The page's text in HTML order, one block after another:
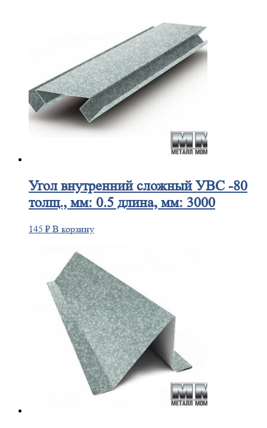
Уголвнутренний сложный УВС -80
толщ., мм: 0.5 длина, мм: 3000
145 ₽ В корзину